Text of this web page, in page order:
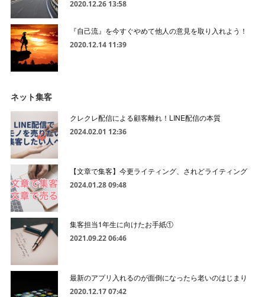
2020.12.26 13:58
『自己流』を今すぐやめて他人の意見を取り入れよう！
2020.12.14 11:39
ネット集客
クレクレ配信による顧客離れ！LINE配信の本質
2024.02.01 12:36
【文章で集客】今更ライティング、されどライティング
2024.01.28 09:48
集客担当1年生に向けたお手紙①
2021.09.22 06:46
最新のアプリ入れるのが面倒になったら老いのはじまり
2020.12.17 07:42